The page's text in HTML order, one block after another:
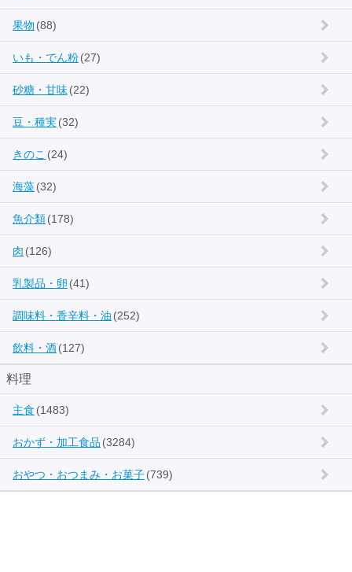
果物 (88)
いも・でん粉(27)
砂糖・甘味(22)
豆・種実(32)
きのこ (24)
海藻(32)
魚介類(178)
肉 (126)
乳製品・卵 (41)
調味料・香辛料・油 (252)
飲料・酒(127)
料理
主食 (1483)
おかず・加工食品 (3284)
おやつ・おつまみ・お菓子(739)